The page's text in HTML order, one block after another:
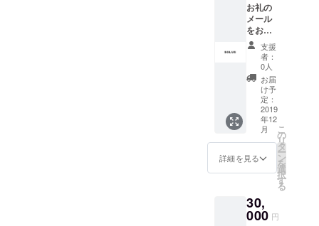
お礼の
メール
をお送
りしま
す。 た
だただ
応援し
てくだ
さる方
のご支
援をお
待ちし
ており
ます。
支援
者：
0人
お届
け予
定：
2019
年12
月
詳細を見る
こ
の
リ
タ
ー
ン
を
選
択
す
る
30,
000 円